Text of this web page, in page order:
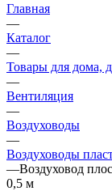
Главная
—
Каталог
—
Товары для дома,
—
Вентиляция
—
Воздуховоды
—
Воздуховоды
—Воздуховод
0,5 м